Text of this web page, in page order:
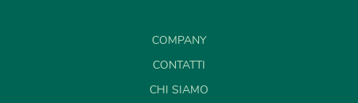
COMPANY
CONTATTI
CHI SIAMO